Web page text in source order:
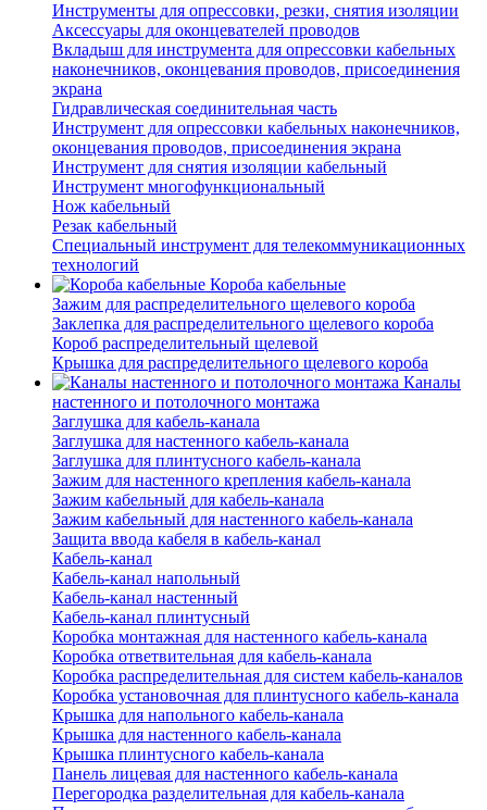
Инструменты для опрессовки, резки, снятия изоляции
Аксессуары для оконцевателей проводов
Вкладыш для инструмента для опрессовки кабельных
наконечников, оконцевания проводов, присоединения
экрана
Гидравлическая соединительная часть
Инструмент для опрессовки кабельных наконечников,
оконцевания проводов, присоединения экрана
Инструмент для снятия изоляции кабельный
Инструмент многофункциональный
Нож кабельный
Резак кабельный
Специальный инструмент для телекоммуникационных
технологий
Короба кабельные
Зажим для распределительного щелевого короба
Заклепка для распределительного щелевого короба
Короб распределительный щелевой
Крышка для распределительного щелевого короба
Каналы
настенного и потолочного монтажа
Заглушка для кабель-канала
Заглушка для настенного кабель-канала
Заглушка для плинтусного кабель-канала
Зажим для настенного крепления кабель-канала
Зажим кабельный для кабель-канала
Зажим кабельный для настенного кабель-канала
Защита ввода кабеля в кабель-канал
Кабель-канал
Кабель-канал напольный
Кабель-канал настенный
Кабель-канал плинтусный
Коробка монтажная для настенного кабель-канала
Коробка ответвительная для кабель-канала
Коробка распределительная для систем кабель-каналов
Коробка установочная для плинтусного кабель-канала
Крышка для напольного кабель-канала
Крышка для настенного кабель-канала
Крышка плинтусного кабель-канала
Панель лицевая для настенного кабель-канала
Перегородка разделительная для кабель-канала